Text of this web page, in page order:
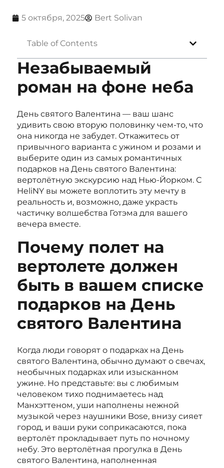
5 октября, 2025 Bert Solivan
Table of Contents
Незабываемый
роман на фоне неба
День святого Валентина — ваш шанс
удивить свою вторую половинку чем-то, что
она никогда не забудет. Откажитесь от
привычного варианта с ужином и розами и
выберите один из самых романтичных
подарков на День святого Валентина:
вертолётную экскурсию над Нью-Йорком. С
HeliNY вы можете воплотить эту мечту в
реальность и, возможно, даже украсть
частичку волшебства Готэма для вашего
вечера вместе.
Почему полет на
вертолете должен
быть в вашем списке
подарков на День
святого Валентина
Когда люди говорят о подарках на День
святого Валентина, обычно думают о свечах,
необычных подарках или изысканном
ужине. Но представьте: вы с любимым
человеком тихо поднимаетесь над
Манхэттеном, уши наполнены нежной
музыкой через наушники Bose, внизу сияет
город, и ваши руки соприкасаются, пока
вертолёт прокладывает путь по ночному
небу. Это вертолётная прогулка в День
святого Валентина, наполненная